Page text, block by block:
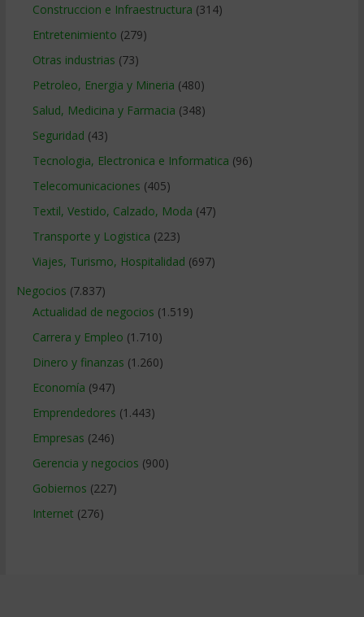
Construccion e Infraestructura (314)
Entretenimiento (279)
Otras industrias (73)
Petroleo, Energia y Mineria (480)
Salud, Medicina y Farmacia (348)
Seguridad (43)
Tecnologia, Electronica e Informatica (96)
Telecomunicaciones (405)
Textil, Vestido, Calzado, Moda (47)
Transporte y Logistica (223)
Viajes, Turismo, Hospitalidad (697)
Negocios (7.837)
Actualidad de negocios (1.519)
Carrera y Empleo (1.710)
Dinero y finanzas (1.260)
Economía (947)
Emprendedores (1.443)
Empresas (246)
Gerencia y negocios (900)
Gobiernos (227)
Internet (276)